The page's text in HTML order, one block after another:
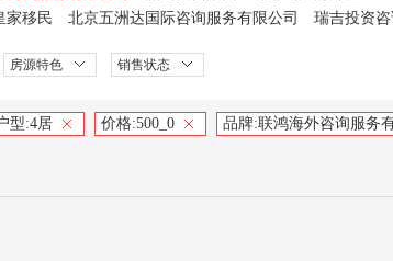
家移民
北京五洲达国际咨询服务有限公司 瑞吉投资
房源特色 销售状态
型:4居 价格:500_0 品牌:联鸿海外咨询服务